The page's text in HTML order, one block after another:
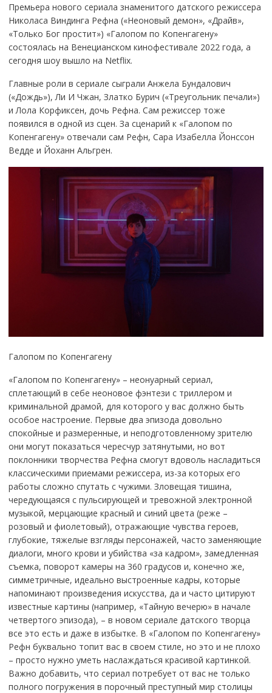
Премьера нового сериала знаменитого датского режиссера
Николаса Виндинга Рефна («Неоновый демон», «Драйв»,
«Только Бог простит») «Галопом по Копенгагену»
состоялась на Венецианском кинофестивале 2022 года, а
сегодня шоу вышло на Netflix.
Главные роли в сериале сыграли Анжела Бундалович
(«Дождь»), Ли И Чжан, Златко Бурич («Треугольник печали»)
и Лола Корфиксен, дочь Рефна. Сам режиссер тоже
появился в одной из сцен. За сценарий к «Галопом по
Копенгагену» отвечали сам Рефн, Сара Изабелла Йонссон
Ведде и Йоханн Альгрен.
Галопом по Копенгагену
«Галопом по Копенгагену» – неонуарный сериал,
сплетающий в себе неоновое фэнтези с триллером и
криминальной драмой, для которого у вас должно быть
особое настроение. Первые два эпизода довольно
спокойные и размеренные, и неподготовленному зрителю
они могут показаться чересчур затянутыми, но вот
поклонники творчества Рефна смогут вдоволь насладиться
классическими приемами режиссера, из-за которых его
работы сложно спутать с чужими. Зловещая тишина,
чередующаяся с пульсирующей и тревожной электронной
музыкой, мерцающие красный и синий цвета (реже –
розовый и фиолетовый), отражающие чувства героев,
глубокие, тяжелые взгляды персонажей, часто заменяющие
диалоги, много крови и убийства «за кадром», замедленная
съемка, поворот камеры на 360 градусов и, конечно же,
симметричные, идеально выстроенные кадры, которые
напоминают произведения искусства, да и часто цитируют
известные картины (например, «Тайную вечерю» в начале
четвертого эпизода), – в новом сериале датского творца
все это есть и даже в избытке. В «Галопом по Копенгагену»
Рефн буквально топит вас в своем стиле, но это и не плохо
– просто нужно уметь наслаждаться красивой картинкой.
Важно добавить, что сериал потребует от вас не только
полного погружения в порочный преступный мир столицы